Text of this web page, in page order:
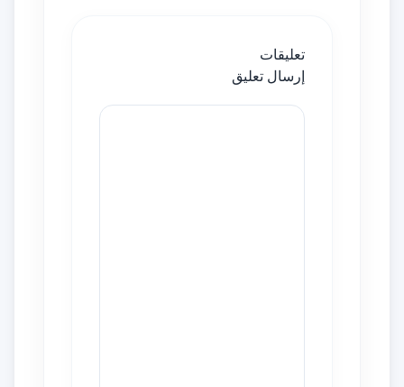
تعليقات
إرسال تعليق